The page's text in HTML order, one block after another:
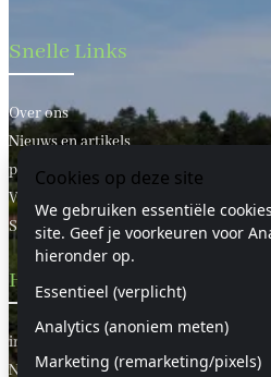
Snelle Links
Over ons
Nieuws en artikels
privacy statement
Voorwaarden
Sitemap
Handige Links
informatie
Neem contact met ons op
Cookies op deze site
We gebruiken essentiële
site. Geef je voorkeuren voor
hieronder op.
Essentieel (verplicht)
Analytics (anoniem meten)
Marketing (remarketing/pixels)